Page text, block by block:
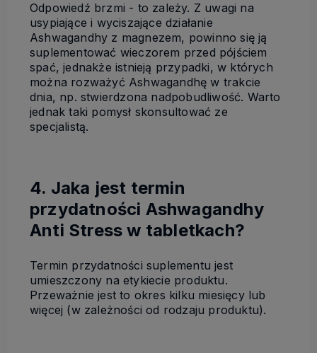
Odpowiedź brzmi - to zależy. Z uwagi na
usypiające i wyciszające działanie
Ashwagandhy z magnezem, powinno się ją
suplementować wieczorem przed pójściem
spać, jednakże istnieją przypadki, w których
można rozważyć Ashwagandhę w trakcie
dnia, np. stwierdzona nadpobudliwość. Warto
jednak taki pomysł skonsultować ze
specjalistą.
4. Jaka jest termin
przydatności Ashwagandhy
Anti Stress w tabletkach?
Termin przydatności suplementu jest
umieszczony na etykiecie produktu.
Przeważnie jest to okres kilku miesięcy lub
więcej (w zależności od rodzaju produktu).